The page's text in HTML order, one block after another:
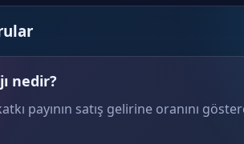
nedir?
payının satış gelirine oranını